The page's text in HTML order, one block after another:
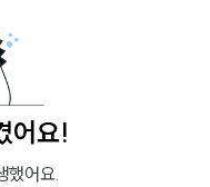
어요!
했어요.